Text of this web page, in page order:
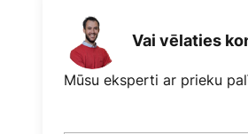
Vai vēlaties
Mūsu eksperti ar prieku